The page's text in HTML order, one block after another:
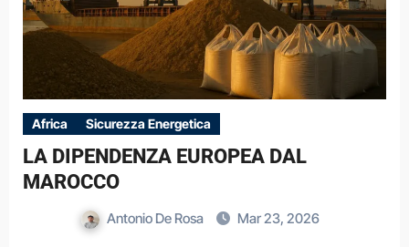
Africa Sicurezza Energetica
LA DIPENDENZA EUROPEA DAL
MAROCCO
Antonio De Rosa Mar 23, 2026